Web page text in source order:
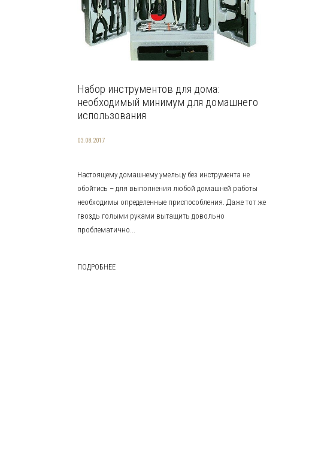
Набор инструментов для дома:
необходимый минимум для домашнего
использования
03.08.2017
Настоящему домашнему умельцу без инструмента не
обойтись – для выполнения любой домашней работы
необходимы определенные приспособления. Даже тот же
гвоздь голыми руками вытащить довольно
проблематично...
ПОДРОБНЕЕ